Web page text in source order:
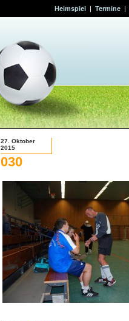
Heimspiel| Termine|
27. Oktober
2015
030